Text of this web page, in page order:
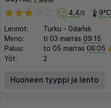
4,4/5 9°C
Lennot: Turku - Gdańsk
Meno:
ti 03 marras 09:15
Paluu:
to 05 marras 06:05
Yöt:
2
Huoneen tyyppi ja lento